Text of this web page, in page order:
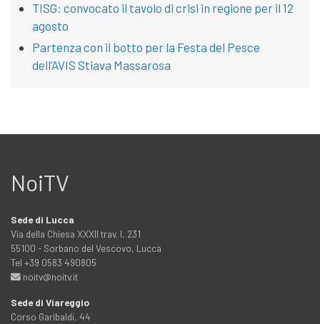
TISG: convocato il tavolo di crisi in regione per il 12
agosto
Partenza con il botto per la Festa del Pesce
dell’AVIS Stiava Massarosa
NoiTV
Sede di Lucca
Via della Chiesa XXXII trav. I, 231
55100 - Sorbano del Vescovo, Lucca
Tel +39 0583 490805
noitv@noitv.it
Sede di Viareggio
Corso Garibaldi, 44